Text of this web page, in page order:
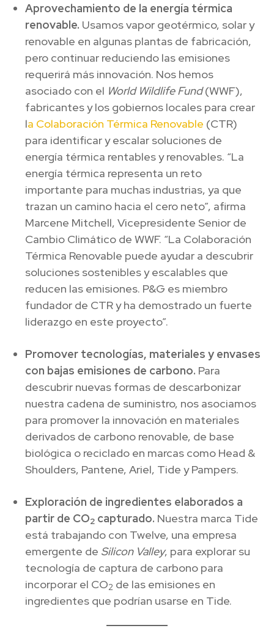
Aprovechamiento de la energía térmica
renovable. Usamos vapor geotérmico, solar y
renovable en algunas plantas de fabricación,
pero continuar reduciendo las emisiones
requerirá más innovación. Nos hemos
asociado con el World Wildlife Fund(WWF),
fabricantes y los gobiernos locales para crear
la Colaboración Térmica Renovable (CTR)
para identificar y escalar soluciones de
energía térmica rentables y renovables. “La
energía térmica representa un reto
importante para muchas industrias, ya que
trazan un camino hacia el cero neto”, afirma
Marcene Mitchell, Vicepresidente Senior de
Cambio Climático de WWF. “La Colaboración
Térmica Renovable puede ayudar a descubrir
soluciones sostenibles y escalables que
reducen las emisiones. P&G es miembro
fundador de CTR y ha demostrado un fuerte
liderazgo en este proyecto”.
Promover tecnologías, materiales y envases
con bajas emisiones de carbono. Para
descubrir nuevas formas de descarbonizar
nuestra cadena de suministro, nos asociamos
para promover la innovación en materiales
derivados de carbono renovable, de base
biológica o reciclado en marcas como Head &
Shoulders, Pantene, Ariel, Tide y Pampers.
Exploración de ingredientes elaborados a
partir de CO2 capturado. Nuestra marca Tide
está trabajando con Twelve, una empresa
emergente de Silicon Valley, para explorar su
tecnología de captura de carbono para
incorporar el CO2 de las emisiones en
ingredientes que podrían usarse en Tide.